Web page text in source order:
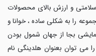
و ارزش بالای محصولات
را به شکلی ساده ، خوانا و
نمایشی بجا از جهان شمول بودن
می توان بعنوان هلدینگی نام